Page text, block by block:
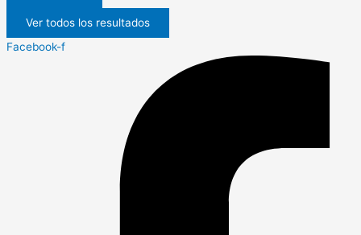
Ver todos los resultados
Facebook-f